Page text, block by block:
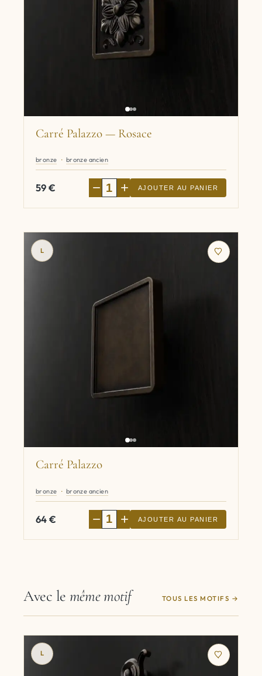
Carré Palazzo — Rosace
bronze bronze ancien
59€ − + AJOUTER AU PANIER
L
Carré Palazzo
bronze bronze ancien
64€ − + AJOUTER AU PANIER
Avec le même motif TOUS LES MOTIFS
L